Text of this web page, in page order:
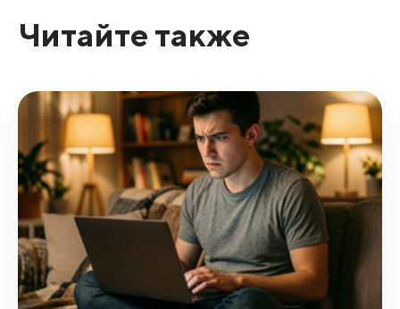
Читайте также